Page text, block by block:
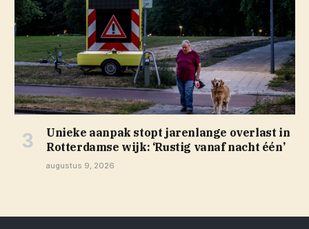
Unieke aanpak stopt jarenlange overlast in
Rotterdamse wijk: ‘Rustig vanaf nacht één’
augustus 9, 2026